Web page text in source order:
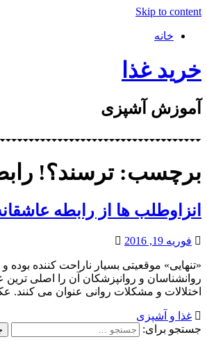
Skip to content
خانه
خرید غذا
آموزش آشپزی
برچسب: ترسند؟!
انزاوطلب ها از رابطه
فوریه 19, 2016
«تنهایی» موقعیتی بسیار ناراحت کننده بوده و
روانشناسان و روانپزشکان آن را اصلی ترین
اختلالات و مشکلات روانی عنوان می کنند.
غذا و آشپزی
جستجو برای: